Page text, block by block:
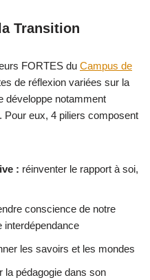
Transition
FORTES du Campus de
de réflexion variées sur la
développe notamment
Pour eux, 4 piliers composent
: réinventer le rapport à soi,
conscience de notre
interdépendance
les savoirs et les mondes
la pédagogie dans son